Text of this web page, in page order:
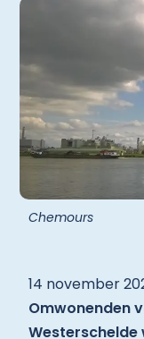
Chemours
14 november
Omwonenden
Westerschelde